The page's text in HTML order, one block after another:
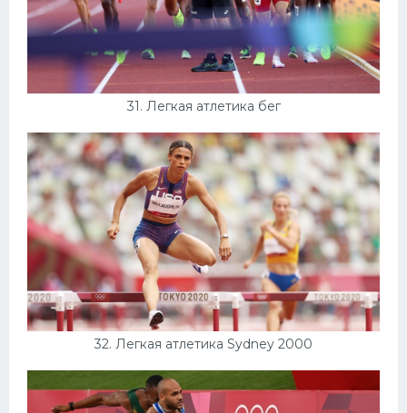
31. Легкая атлетика бег
32. Легкая атлетика Sydney 2000